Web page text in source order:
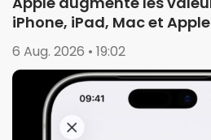
iPhone, iPad, Mac et
6 Aug. 2026 • 19:02